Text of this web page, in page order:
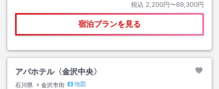
税込 2,200円〜69,300円
宿泊プランを見る
アパホテル〈金沢中央〉
石川県 金沢市街
地図